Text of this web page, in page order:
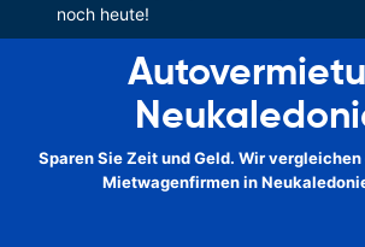
noch heute!
Sparen Sie Zeit und Geld. Wir
Mietwagenfirmen in